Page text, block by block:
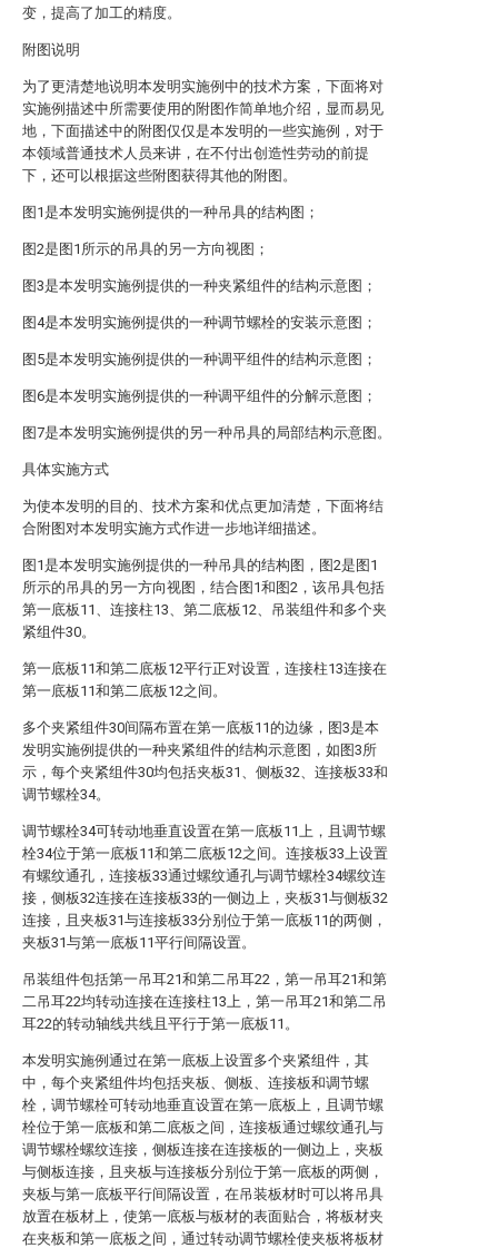
变，提高了加工的精度。
附图说明
为了更清楚地说明本发明实施例中的技术方案，下面将对
实施例描述中所需要使用的附图作简单地介绍，显而易见
地，下面描述中的附图仅仅是本发明的一些实施例，对于
本领域普通技术人员来讲，在不付出创造性劳动的前提
下，还可以根据这些附图获得其他的附图。
图1是本发明实施例提供的一种吊具的结构图；
图2是图1所示的吊具的另一方向视图；
图3是本发明实施例提供的一种夹紧组件的结构示意图；
图4是本发明实施例提供的一种调节螺栓的安装示意图；
图5是本发明实施例提供的一种调平组件的结构示意图；
图6是本发明实施例提供的一种调平组件的分解示意图；
图7是本发明实施例提供的另一种吊具的局部结构示意图。
具体实施方式
为使本发明的目的、技术方案和优点更加清楚，下面将结
合附图对本发明实施方式作进一步地详细描述。
图1是本发明实施例提供的一种吊具的结构图，图2是图1
所示的吊具的另一方向视图，结合图1和图2，该吊具包括
第一底板11、连接柱13、第二底板12、吊装组件和多个夹
紧组件30。
第一底板11和第二底板12平行正对设置，连接柱13连接在
第一底板11和第二底板12之间。
多个夹紧组件30间隔布置在第一底板11的边缘，图3是本
发明实施例提供的一种夹紧组件的结构示意图，如图3所
示，每个夹紧组件30均包括夹板31、侧板32、连接板33和
调节螺栓34。
调节螺栓34可转动地垂直设置在第一底板11上，且调节螺
栓34位于第一底板11和第二底板12之间。连接板33上设置
有螺纹通孔，连接板33通过螺纹通孔与调节螺栓34螺纹连
接，侧板32连接在连接板33的一侧边上，夹板31与侧板32
连接，且夹板31与连接板33分别位于第一底板11的两侧，
夹板31与第一底板11平行间隔设置。
吊装组件包括第一吊耳21和第二吊耳22，第一吊耳21和第
二吊耳22均转动连接在连接柱13上，第一吊耳21和第二吊
耳22的转动轴线共线且平行于第一底板11。
本发明实施例通过在第一底板上设置多个夹紧组件，其
中，每个夹紧组件均包括夹板、侧板、连接板和调节螺
栓，调节螺栓可转动地垂直设置在第一底板上，且调节螺
栓位于第一底板和第二底板之间，连接板通过螺纹通孔与
调节螺栓螺纹连接，侧板连接在连接板的一侧边上，夹板
与侧板连接，且夹板与连接板分别位于第一底板的两侧，
夹板与第一底板平行间隔设置，在吊装板材时可以将吊具
放置在板材上，使第一底板与板材的表面贴合，将板材夹
在夹板和第一底板之间，通过转动调节螺栓使夹板将板材